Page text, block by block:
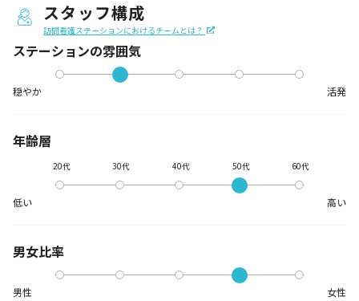
スタッフ構成
訪問看護ステーションにおけるチームとは？
ステーションの雰囲気
穏やか 活発
年齢層
低い
20代 30代 40代 50代 60代
高い
男女比率
男性 女性